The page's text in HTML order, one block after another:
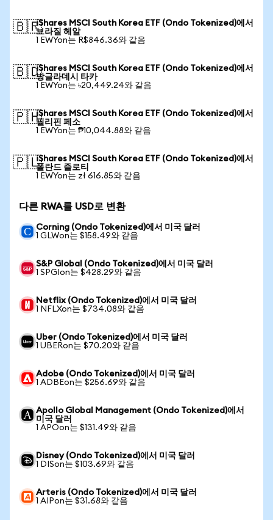
🇧🇷iShares MSCI South Korea ETF (Ondo Tokenized)에서
브라질 헤알
1 EWYon는 R$846.36와 같음
🇧🇩iShares MSCI South Korea ETF (Ondo Tokenized)에서
방글라데시 타카
1 EWYon는 ৳20,449.24와 같음
🇵🇭iShares MSCI South Korea ETF (Ondo Tokenized)에서
필리핀 페소
1 EWYon는 ₱10,044.88와 같음
🇵🇱iShares MSCI South Korea ETF (Ondo Tokenized)에서
폴란드 즐로티
1 EWYon는 zł 616.85와 같음
다른 RWA를 USD로 변환
Corning (Ondo Tokenized)에서 미국 달러
1 GLWon는 $158.49와 같음
S&P Global (Ondo Tokenized)에서 미국 달러
1 SPGIon는 $428.29와 같음
Netflix (Ondo Tokenized)에서 미국 달러
1 NFLXon는 $734.08와 같음
Uber (Ondo Tokenized)에서 미국 달러
1 UBERon는 $70.20와 같음
Adobe (Ondo Tokenized)에서 미국 달러
1 ADBEon는 $256.69와 같음
Apollo Global Management (Ondo Tokenized)에서
미국 달러
1 APOon는 $131.49와 같음
Disney (Ondo Tokenized)에서 미국 달러
1 DISon는 $103.69와 같음
Arteris (Ondo Tokenized)에서 미국 달러
1 AIPon는 $31.68와 같음